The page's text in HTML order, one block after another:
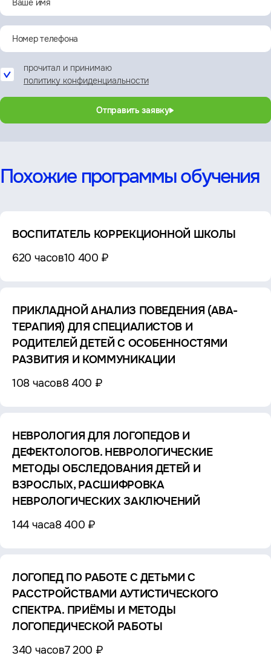
прочитал и принимаю
политику конфиденциальности
Отправить заявку
Похожие программы обучения
ВОСПИТАТЕЛЬ КОРРЕКЦИОННОЙ ШКОЛЫ
620 часов10 400 ₽
ПРИКЛАДНОЙ АНАЛИЗ ПОВЕДЕНИЯ (АВА-
ТЕРАПИЯ) ДЛЯ СПЕЦИАЛИСТОВ И
РОДИТЕЛЕЙ ДЕТЕЙ С ОСОБЕННОСТЯМИ
РАЗВИТИЯ И КОММУНИКАЦИИ
108 часов8 400 ₽
НЕВРОЛОГИЯ ДЛЯ ЛОГОПЕДОВ И
ДЕФЕКТОЛОГОВ. НЕВРОЛОГИЧЕСКИЕ
МЕТОДЫ ОБСЛЕДОВАНИЯ ДЕТЕЙ И
ВЗРОСЛЫХ, РАСШИФРОВКА
НЕВРОЛОГИЧЕСКИХ ЗАКЛЮЧЕНИЙ
144 часа8 400 ₽
ЛОГОПЕД ПО РАБОТЕ С ДЕТЬМИ С
РАССТРОЙСТВАМИ АУТИСТИЧЕСКОГО
СПЕКТРА. ПРИЁМЫ И МЕТОДЫ
ЛОГОПЕДИЧЕСКОЙ РАБОТЫ
340 часов7 200 ₽